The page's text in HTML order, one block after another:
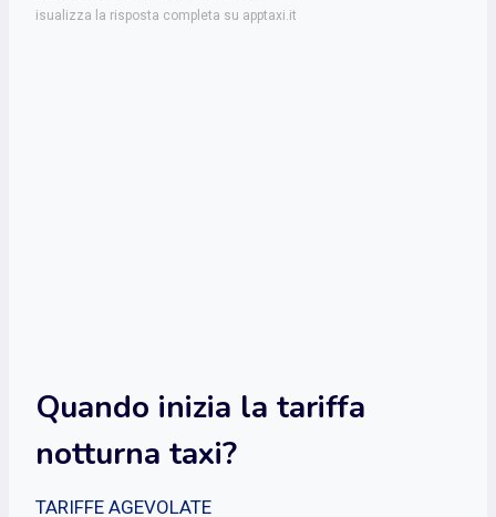
isualizza la risposta completa su apptaxi.it
Quando inizia la tariffa
notturna taxi?
TARIFFE AGEVOLATE